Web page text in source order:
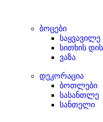
ბოცები
საყვავილე
სითხის
ვაზა
დეკორაცია
ბოთლები
სასანთლე
სანთელი